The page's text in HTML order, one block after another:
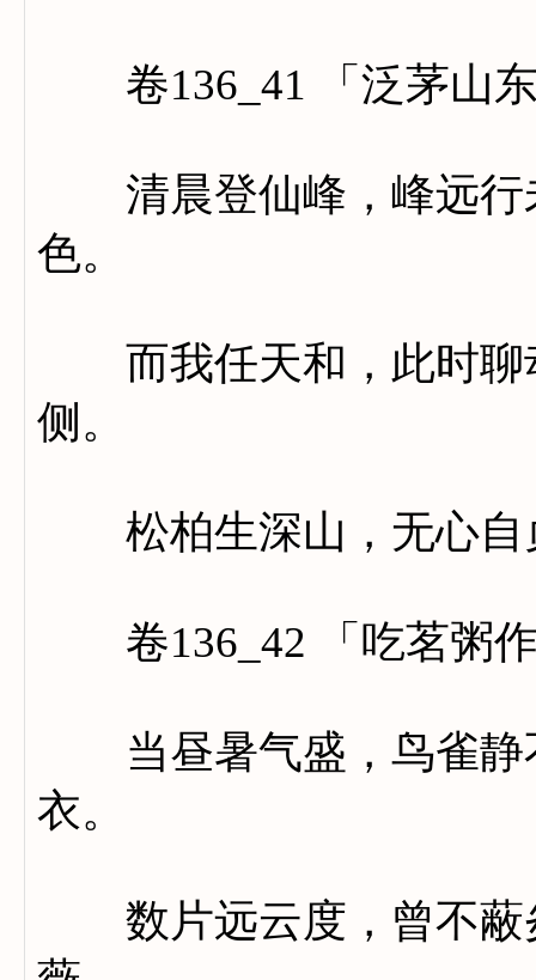
卷136_41 「泛茅山东
清晨登仙峰，峰远行
色。
而我任天和，此时聊
侧。
松柏生深山，无心自
卷136_42 「吃茗粥
当昼暑气盛，鸟雀静
衣。
数片远云度，曾不蔽